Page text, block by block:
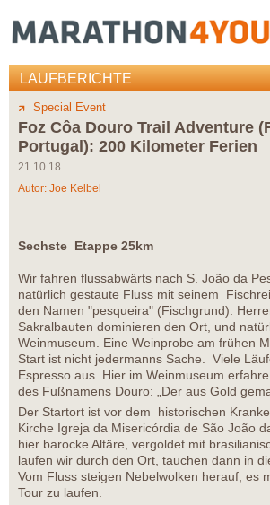
LAUFBERICHTE
Special Event
Foz Côa Douro Trail Adventure
Portugal): 200 Kilometer Ferien
21.10.18
Autor: Joe Kelbel
Sechste Etappe 25km
Wir fahren flussabwärts nach S. João da
natürlich gestaute Fluss mit seinem
den Namen "pesqueira" (Fischgrund).
Sakralbauten dominieren den Ort, und
Weinmuseum. Eine Weinprobe am frühen
Start ist nicht jedermanns Sache. Viele
Espresso aus. Hier im Weinmuseum
des Fußnamens Douro: „Der aus Gold
Der Startort ist vor dem historischen
Kirche Igreja da Misericórdia de São João
hier barocke Altäre, vergoldet mit
laufen wir durch den Ort, tauchen dann in
Vom Fluss steigen Nebelwolken herauf, es
Tour zu laufen.